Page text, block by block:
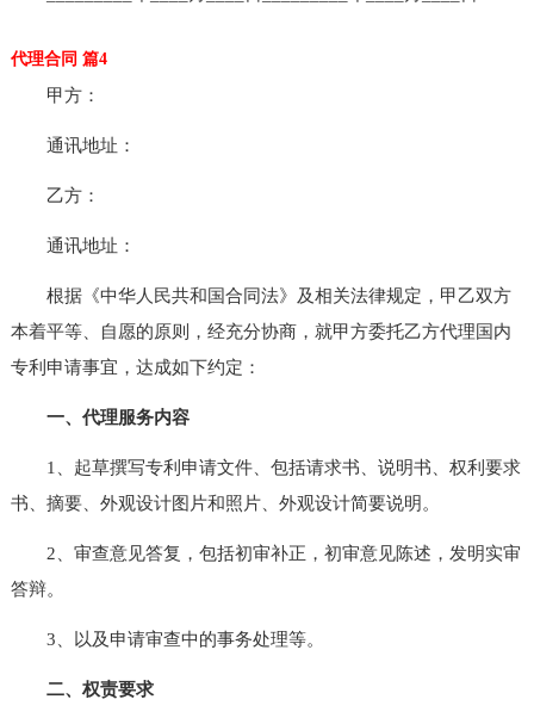
代理合同 篇4
甲方：
通讯地址：
乙方：
通讯地址：
根据《中华人民共和国合同法》及相关法律规定，甲乙双方
本着平等、自愿的原则，经充分协商，就甲方委托乙方代理国内
专利申请事宜，达成如下约定：
一、代理服务内容
1、起草撰写专利申请文件、包括请求书、说明书、权利要求
书、摘要、外观设计图片和照片、外观设计简要说明。
2、审查意见答复，包括初审补正，初审意见陈述，发明实审
答辩。
3、以及申请审查中的事务处理等。
二、权责要求